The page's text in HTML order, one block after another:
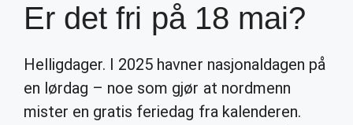
Er det fri på 18 mai?
Helligdager. I 2025 havner nasjonaldagen på
en lørdag – noe som gjør at nordmenn
mister en gratis feriedag fra kalenderen.